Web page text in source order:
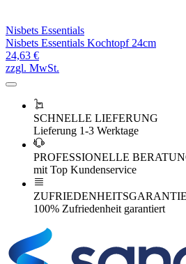
Nisbets Essentials
Nisbets Essentials Kochtopf 24cm
24,63 €
zzgl. MwSt.
SCHNELLE LIEFERUNG
Lieferung 1-3 Werktage
PROFESSIONELLE
mit Top Kundenservice
ZUFRIEDENHEITSGARANTIE
100% Zufriedenheit garantiert